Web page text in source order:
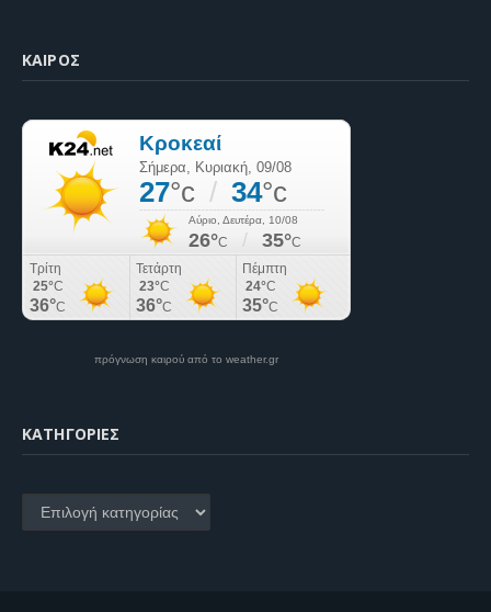
ΚΑΙΡΌΣ
πρόγνωση καιρού από το weather.gr
KΑΤΗΓΟΡΊΕΣ
Kατηγορίες